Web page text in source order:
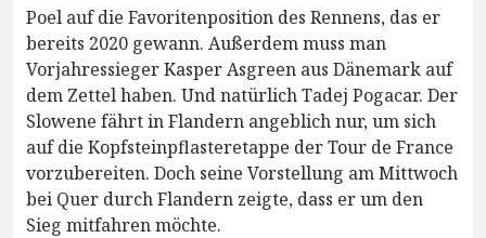
Poel auf die Favoritenposition des Rennens, das er
bereits 2020 gewann. Außerdem muss man
Vorjahressieger Kasper Asgreen aus Dänemark auf
dem Zettel haben. Und natürlich Tadej Pogacar. Der
Slowene fährt in Flandern angeblich nur, um sich
auf die Kopfsteinpflasteretappe der Tour de France
vorzubereiten. Doch seine Vorstellung am Mittwoch
bei Quer durch Flandern zeigte, dass er um den
Sieg mitfahren möchte.